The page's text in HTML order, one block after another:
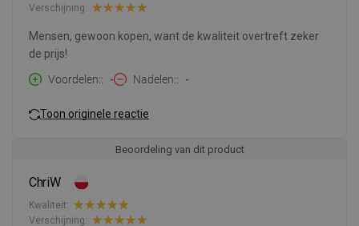
Verschijning:
Mensen, gewoon kopen, want de kwaliteit overtreft zeker
de prijs!
Voordelen:
- Nadelen: -
Toon originele reactie
Beoordeling van dit product
ChriW
Kwaliteit:
Verschijning: